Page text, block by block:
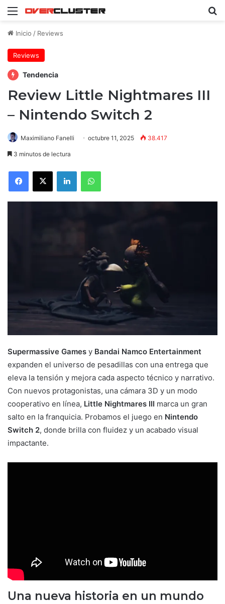
Menú
Inicio / Reviews
Reviews
Tendencia
Review Little Nightmares III
– Nintendo Switch 2
Maximiliano Fanelli octubre 11, 2025 38.417
3 minutos de lectura
Facebook
X LinkedInWhatsApp
Supermassive Games y Bandai Namco Entertainment
expanden el universo de pesadillas con una entrega que
eleva la tensión y mejora cada aspecto técnico y narrativo.
Con nuevos protagonistas, una cámara 3D y un modo
cooperativo en línea, Little Nightmares III marca un gran
salto en la franquicia. Probamos el juego en Nintendo
Switch 2, donde brilla con fluidez y un acabado visual
impactante.
Una nueva historia en un mundo